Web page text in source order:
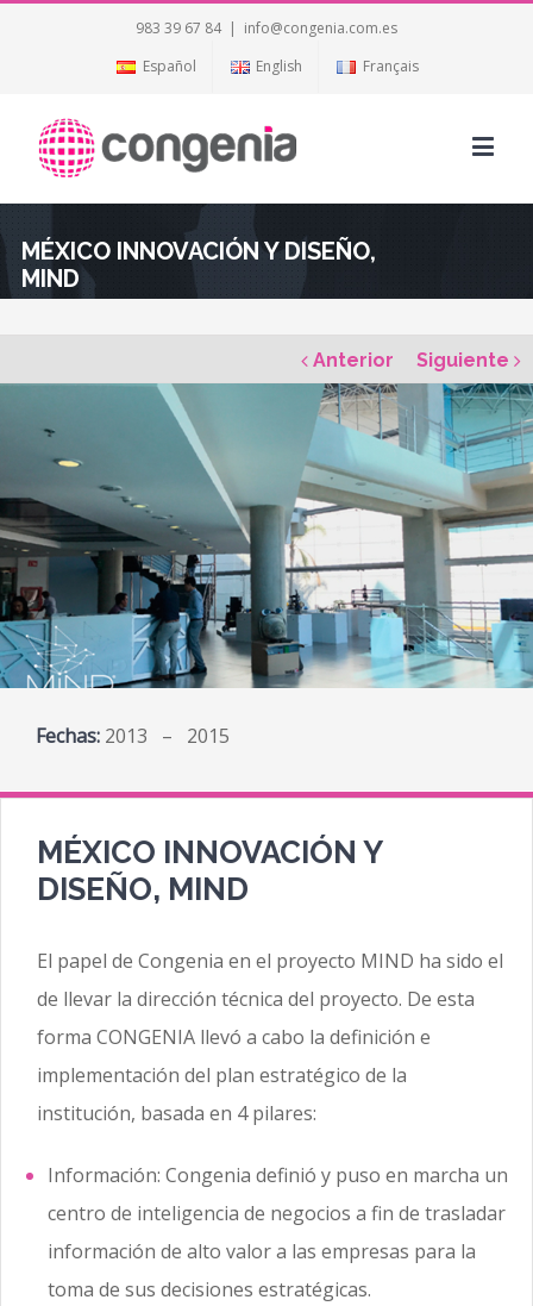
983 39 67 84 | info@congenia.com.es
Español
English Français
MÉXICO INNOVACIÓN Y DISEÑO,
MIND
Anterior Siguiente
Fechas: 2013 – 2015
MÉXICO INNOVACIÓN Y
DISEÑO, MIND
El papel de Congenia en el proyecto MIND ha sido el
de llevar la dirección técnica del proyecto. De esta
forma CONGENIA llevó a cabo la definición e
implementación del plan estratégico de la
institución, basada en 4 pilares:
Información: Congenia definió y puso en marcha un
centro de inteligencia de negocios a fin de trasladar
información de alto valor a las empresas para la
toma de sus decisiones estratégicas.